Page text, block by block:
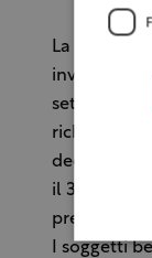
La
inviata al
settembre
richiedono
decorrere
il 30 agosto
I soggetti